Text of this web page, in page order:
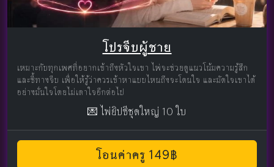
โปรจีบผู้ชาย
เหมาะกับทุกเพศที่อยากเข้าถึงหัวใจเขา ไพ่จะช่วยดูแนวโน้มความรู้สึก
และชี้ทางจีบ เพื่อให้รู้ว่าควรเข้าหาแบบไหนถึงจะโดนใจ และมัดใจเขาได้
อย่างมั่นใจโดยไม่เดาใจอีกต่อไป
💌 ไพ่ยิปซีชุดใหญ่ 10 ใบ
โอนค่าครู 149฿